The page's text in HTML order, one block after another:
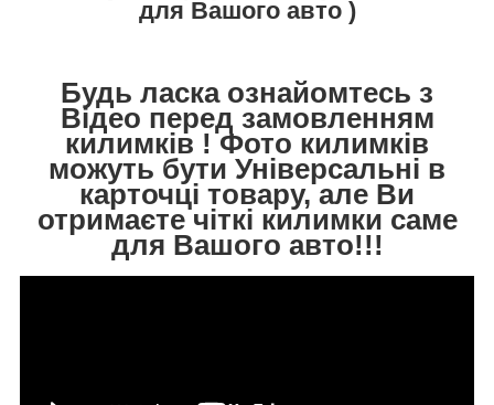
для Вашого авто )
Будь ласка ознайомтесь з
Відео перед замовленням
килимків ! Фото килимків
можуть бути Універсальні в
карточці товару, але Ви
отримаєте чіткі килимки саме
для Вашого авто!!!